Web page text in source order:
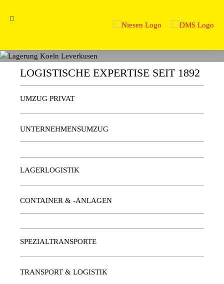
LOGISTISCHE EXPERTISE SEIT 1892
UMZUG PRIVAT
UNTERNEHMENSUMZUG
LAGERLOGISTIK
CONTAINER & -ANLAGEN
SPEZIALTRANSPORTE
TRANSPORT & LOGISTIK